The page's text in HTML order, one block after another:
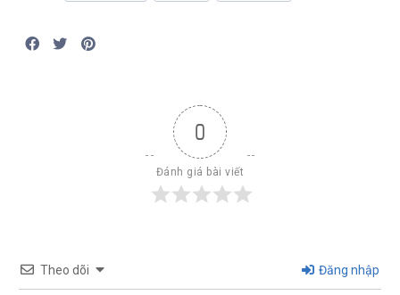
0
Đánh giá bài viết
Theo dõi Đăng nhập